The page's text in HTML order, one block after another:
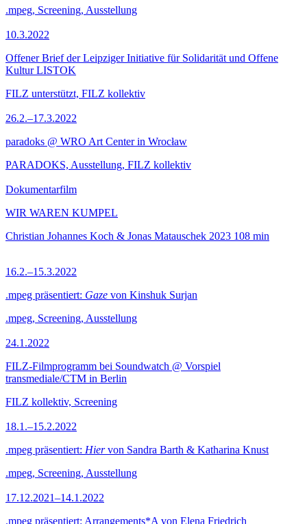
.mpeg, Screening, Ausstellung
10.3.2022
Offener Brief der Leipziger Initiative für Solidarität und Offene
Kultur LISTOK
FILZ unterstützt, FILZ kollektiv
26.2.–17.3.2022
paradoks @ WRO Art Center in Wrocław
PARADOKS, Ausstellung, FILZ kollektiv
Dokumentarfilm
WIR WAREN KUMPEL
Christian Johannes Koch & Jonas Matauschek 2023 108 min
16.2.–15.3.2022
.mpeg präsentiert: Gaze von Kinshuk Surjan
.mpeg, Screening, Ausstellung
24.1.2022
FILZ-Filmprogramm bei Soundwatch @ Vorspiel
transmediale/CTM in Berlin
FILZ kollektiv, Screening
18.1.–15.2.2022
.mpeg präsentiert: Hiervon Sandra Barth & Katharina Knust
.mpeg, Screening, Ausstellung
17.12.2021–14.1.2022
.mpeg präsentiert: Arrangements*A von Elena Friedrich